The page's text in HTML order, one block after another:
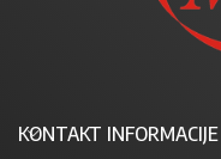
KONTAKT INFORMACIJE